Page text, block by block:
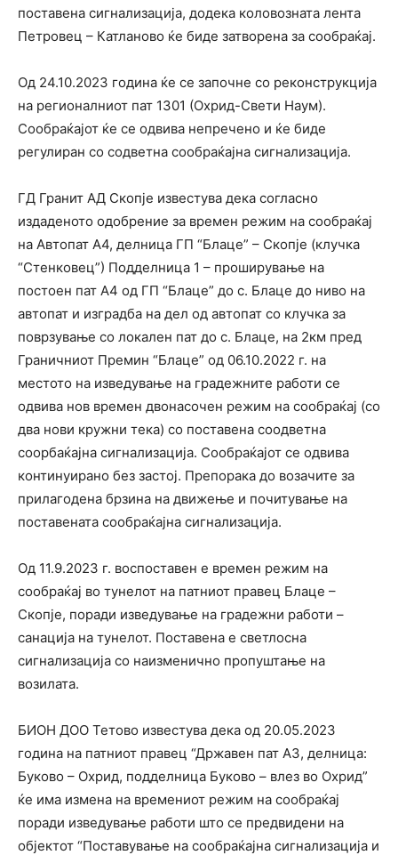
поставена сигнализација, додека коловозната лента
Петровец – Катланово ќе биде затворена за сообраќај.
Oд 24.10.2023 година ќе се започне со реконструкција
на регионалниот пат 1301 (Охрид-Свети Наум).
Сообраќајот ќе се одвива непречено и ќе биде
регулиран со содветна сообраќајна сигнализација.
ГД Гранит АД Скопје известува дека согласно
издаденото одобрение за времен режим на сообраќај
на Автопат А4, делница ГП “Блаце” – Скопје (клучка
“Стенковец”) Подделница 1 – проширување на
постоен пат А4 од ГП “Блаце” до с. Блаце до ниво на
автопат и изградба на дел од автопат со клучка за
поврзување со локален пат до с. Блаце, на 2км пред
Граничниот Премин “Блаце” од 06.10.2022 г. на
местото на изведување на градежните работи се
одвива нов времен двонасочен режим на сообраќај (со
два нови кружни тека) со поставена соодветна
соорбаќајна сигнализација. Сообраќајот се одвива
континуирано без застој. Препорака до возачите за
прилагодена брзина на движење и почитување на
поставената сообраќајна сигнализација.
Oд 11.9.2023 г. воспоставен е времен режим на
сообраќај во тунелот на патниот правец Блаце –
Скопје, поради изведување на градежни работи –
санација на тунелот. Поставена е светлосна
сигнализација со наизменично пропуштање на
возилата.
БИОН ДОО Тетово известува дека од 20.05.2023
година на патниот правец “Државен пат А3, делница:
Буково – Охрид, подделница Буково – влез во Охрид”
ќе има измена на времениот режим на сообраќај
поради изведување работи што се предвидени на
објектот “Поставување на сообраќајна сигнализација и